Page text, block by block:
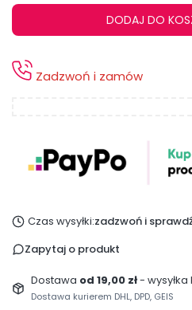
DODAJ DO
Zadzwoń i zamów
Czas wysyłki:zadzwoń i
Zapytaj o produkt
Dostawa od 19,00 zł-
Dostawa kurierem DHL, DPD, GEIS